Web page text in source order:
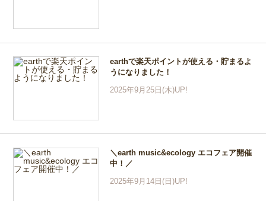
earthで楽天ポイントが使える・貯まるよ
うになりました！
2025年9月25日(木)UP!
＼earth music&ecology エコフェア開催
中！／
2025年9月14日(日)UP!